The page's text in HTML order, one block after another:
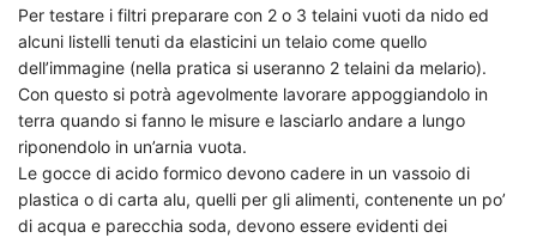
Per testare i filtri preparare con 2 o 3 telaini vuoti da nido ed
alcuni listelli tenuti da elasticini un telaio come quello
dell’immagine (nella pratica si useranno 2 telaini da melario).
Con questo si potrà agevolmente lavorare appoggiandolo in
terra quando si fanno le misure e lasciarlo andare a lungo
riponendolo in un’arnia vuota.
Le gocce di acido formico devono cadere in un vassoio di
plastica o di carta alu, quelli per gli alimenti, contenente un po’
di acqua e parecchia soda, devono essere evidenti dei